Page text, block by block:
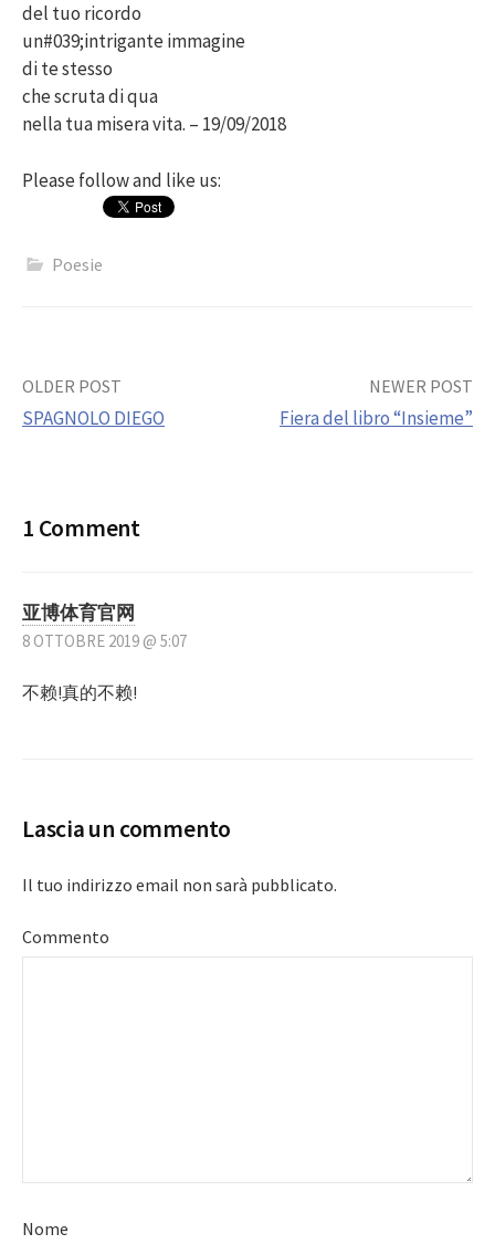
del tuo ricordo
un#039;intrigante immagine
di te stesso
che scruta di qua
nella tua misera vita. – 19/09/2018
Please follow and like us:
Poesie
Post
OLDER POST
SPAGNOLO DIEGO
NEWER POST
Fiera del libro “Insieme”
1 Comment
亚博体育官网
8 OTTOBRE 2019 @ 5:07
不赖!真的不赖!
Lascia un commento
Il tuo indirizzo email non sarà pubblicato.
Commento
Nome